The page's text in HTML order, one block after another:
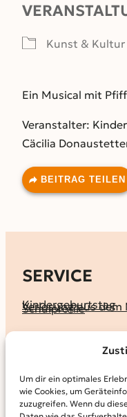
Um dir ein optimales
wie Cookies, um
zuzugreifen. Wenn du
Kunst & Kultur
Ein Musical mit
Veranstalter:
Cäcilia
BEITRAG TEILEN
SERVICE
Kindergeburtstag
Verlosung aus dem
Schulprofile
KALENDER
MAGAZIN